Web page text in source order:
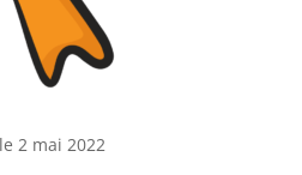
2 mai 2022